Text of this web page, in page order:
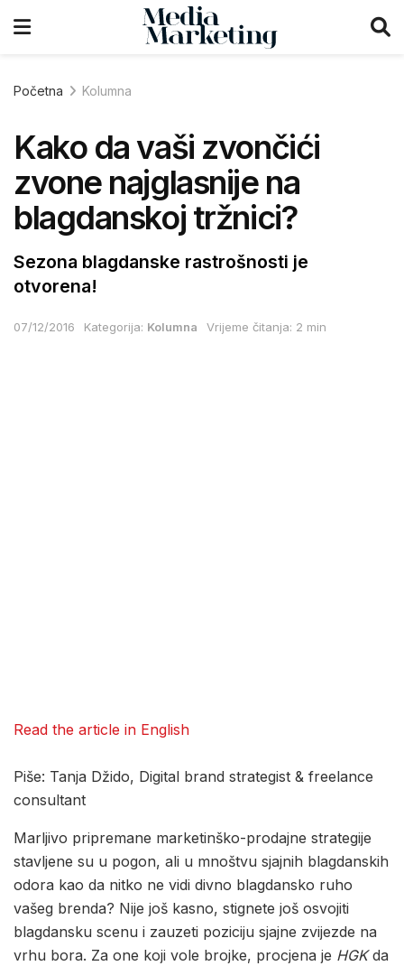
Početna Kolumna
Kako da vaši zvončići
zvone najglasnije na
blagdanskoj tržnici?
Sezona blagdanske rastrošnosti je
otvorena!
07/12/2016 Kategorija: Kolumna Vrijeme čitanja: 2 min
Read the article in English
Piše: Tanja Džido, Digital brand strategist & freelance
consultant
Marljivo pripremane marketinško-prodajne strategije
stavljene su u pogon, ali u mnoštvu sjajnih blagdanskih
odora kao da nitko ne vidi divno blagdansko ruho
vašeg brenda? Nije još kasno, stignete još osvojiti
blagdansku scenu i zauzeti poziciju sjajne zvijezde na
vrhu bora. Za one koji vole brojke, procjena je HGKda